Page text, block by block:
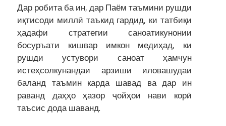
Дар робита ба ин, дар Паём таъмини рушди
иқтисоди миллӣ таъкид гардид, ки татбиқи
ҳадафи стратегии саноатикунонии
босуръати кишвар имкон медиҳад, ки
рушди устувори саноат ҳамчун
истеҳсолкунандаи арзиши иловашудаи
баланд таъмин карда шавад ва дар ин
раванд даҳҳо ҳазор ҷойҳои нави корӣ
таъсис дода шаванд.